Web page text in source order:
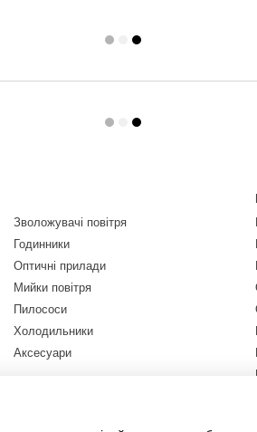
Зволожувачі повітря
Годинники
Оптичні прилади
Мийки повітря
Пилососи
Холодильники
Аксесуари